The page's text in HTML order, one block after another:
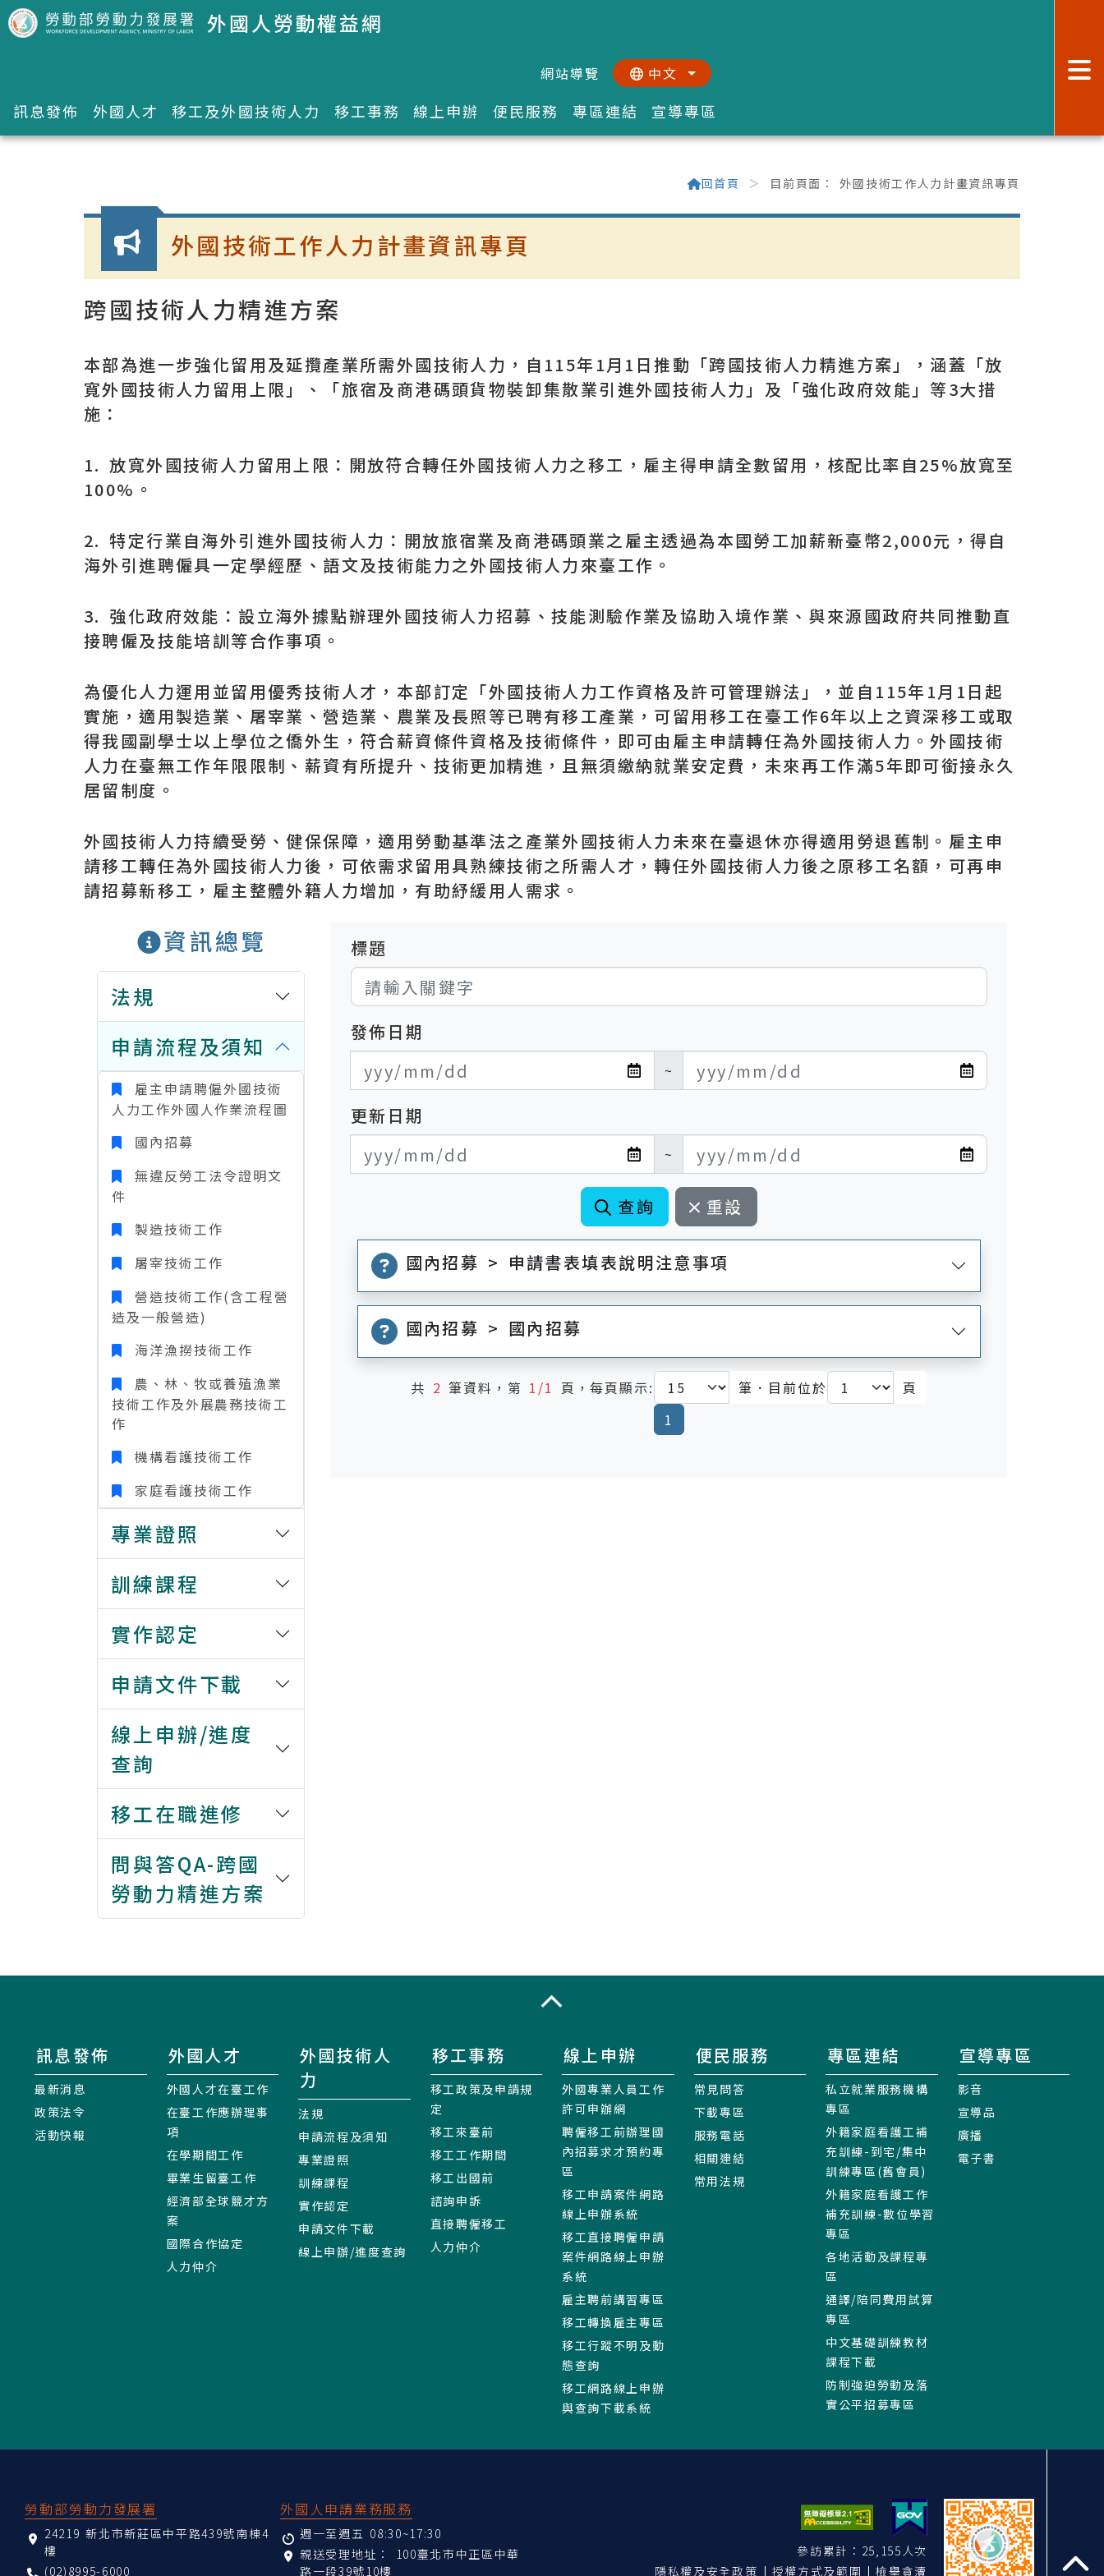
跳到主要內容區塊 外國人勞動權益網
:::網站導覽 中文
訊息發佈 外國人才 移工及外國技術人力 移工事務 線上申辦 便民服務 專區連結 宣導專區
回首頁 目前頁面： 外國技術工作人力計畫資訊專頁
外國技術工作人力計畫資訊專頁
跨國技術人力精進方案
本部為進一步強化留用及延攬產業所需外國技術人力，自115年1月1日推動「跨國技術人力精進方案」，涵蓋「放
寬外國技術人力留用上限」、「旅宿及商港碼頭貨物裝卸集散業引進外國技術人力」及「強化政府效能」等3大措
施：
1. 放寬外國技術人力留用上限：開放符合轉任外國技術人力之移工，雇主得申請全數留用，核配比率自25%放寬至
100%。
2. 特定行業自海外引進外國技術人力：開放旅宿業及商港碼頭業之雇主透過為本國勞工加薪新臺幣2,000元，得自
海外引進聘僱具一定學經歷、語文及技術能力之外國技術人力來臺工作。
3. 強化政府效能：設立海外據點辦理外國技術人力招募、技能測驗作業及協助入境作業、與來源國政府共同推動直
接聘僱及技能培訓等合作事項。
為優化人力運用並留用優秀技術人才，本部訂定「外國技術人力工作資格及許可管理辦法」，並自115年1月1日起
實施，適用製造業、屠宰業、營造業、農業及長照等已聘有移工產業，可留用移工在臺工作6年以上之資深移工或取
得我國副學士以上學位之僑外生，符合薪資條件資格及技術條件，即可由雇主申請轉任為外國技術人力。外國技術
人力在臺無工作年限限制、薪資有所提升、技術更加精進，且無須繳納就業安定費，未來再工作滿5年即可銜接永久
居留制度。
外國技術人力持續受勞、健保保障，適用勞動基準法之產業外國技術人力未來在臺退休亦得適用勞退舊制。雇主申
請移工轉任為外國技術人力後，可依需求留用具熟練技術之所需人才，轉任外國技術人力後之原移工名額，可再申
請招募新移工，雇主整體外籍人力增加，有助紓緩用人需求。
資訊總覽
法規
申請流程及須知
雇主申請聘僱外國技術
人力工作外國人作業流程圖
國內招募
無違反勞工法令證明文
件
製造技術工作
屠宰技術工作
營造技術工作(含工程營
造及一般營造)
海洋漁撈技術工作
農、林、牧或養殖漁業
技術工作及外展農務技術工
作
機構看護技術工作
家庭看護技術工作
專業證照
訓練課程
實作認定
申請文件下載
線上申辦/進度
查詢
移工在職進修
問與答QA-跨國
勞動力精進方案
標題
發佈日期
發布日期開始
~
發布日期結束
更新日期
更新日期開始
~
更新日期結束
查詢 重設
國內招募 > 申請書表填表說明注意事項
國內招募 > 國內招募
共 2筆資料，第 1/1 頁，每頁顯示: 筆．目前位於
頁
1
訊息發佈
最新消息
政策法令
活動快報
外國人才
外國人才在臺工作
在臺工作應辦理事
項
在學期間工作
畢業生留臺工作
經濟部全球競才方
案
國際合作協定
人力仲介
外國技術人
力
法規
申請流程及須知
專業證照
訓練課程
實作認定
申請文件下載
線上申辦/進度查詢
移工事務
移工政策及申請規
定
移工來臺前
移工工作期間
移工出國前
諮詢申訴
直接聘僱移工
人力仲介
線上申辦
外國專業人員工作
許可申辦網
聘僱移工前辦理國
內招募求才預約專
區
移工申請案件網路
線上申辦系統
移工直接聘僱申請
案件網路線上申辦
系統
雇主聘前講習專區
移工轉換雇主專區
移工行蹤不明及動
態查詢
移工網路線上申辦
與查詢下載系統
便民服務
常見問答
下載專區
服務電話
相關連結
常用法規
專區連結
私立就業服務機構
專區
外籍家庭看護工補
充訓練-到宅/集中
訓練專區(舊會員)
外籍家庭看護工作
補充訓練-數位學習
專區
各地活動及課程專
區
通譯/陪同費用試算
專區
中文基礎訓練教材
課程下載
防制強迫勞動及落
實公平招募專區
宣導專區
影音
宣導品
廣播
電子書
勞動部勞動力發展署
24219 新北市新莊區中平路439號南棟4
樓
(02)8995-6000
外國人申請業務服務
週一至週五 08:30~17:30
親送受理地址： 100臺北市中正區中華
路一段39號10樓
參訪累計：25,155人次
隱私權及安全政策
授權方式及範圍 檢舉貪瀆